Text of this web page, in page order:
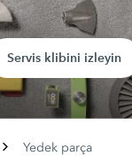
Servis klibini izleyin
Yedek parça